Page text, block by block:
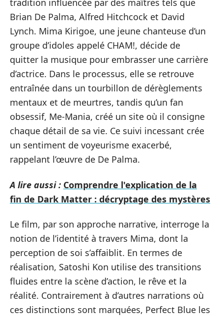
tradition influencée par des maîtres tels que
Brian De Palma, Alfred Hitchcock et David
Lynch. Mima Kirigoe, une jeune chanteuse d’un
groupe d’idoles appelé CHAM!, décide de
quitter la musique pour embrasser une carrière
d’actrice. Dans le processus, elle se retrouve
entraînée dans un tourbillon de dérèglements
mentaux et de meurtres, tandis qu’un fan
obsessif, Me-Mania, créé un site où il consigne
chaque détail de sa vie. Ce suivi incessant crée
un sentiment de voyeurisme exacerbé,
rappelant l’œuvre de De Palma.
A lire aussi : Comprendre l'explication de la
fin de Dark Matter : décryptage des mystères
Le film, par son approche narrative, interroge la
notion de l’identité à travers Mima, dont la
perception de soi s’affaiblit. En termes de
réalisation, Satoshi Kon utilise des transitions
fluides entre la scène d’action, le rêve et la
réalité. Contrairement à d’autres narrations où
ces distinctions sont marquées, Perfect Blue les